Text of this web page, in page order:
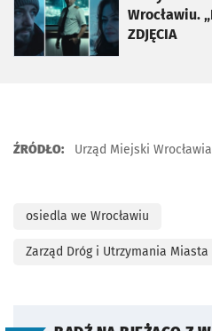
Wrocławiu.
ZDJĘCIA
ŹRÓDŁO: Urząd Miejski Wrocławia
osiedla we Wrocławiu
Zarząd Dróg i Utrzymania Miasta